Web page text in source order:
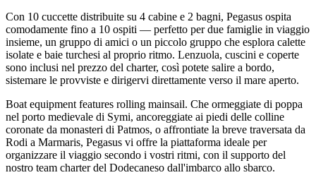
Con 10 cuccette distribuite su 4 cabine e 2 bagni, Pegasus ospita
comodamente fino a 10 ospiti — perfetto per due famiglie in viaggio
insieme, un gruppo di amici o un piccolo gruppo che esplora calette
isolate e baie turchesi al proprio ritmo. Lenzuola, cuscini e coperte
sono inclusi nel prezzo del charter, così potete salire a bordo,
sistemare le provviste e dirigervi direttamente verso il mare aperto.
Boat equipment features rolling mainsail. Che ormeggiate di poppa
nel porto medievale di Symi, ancoreggiate ai piedi delle colline
coronate da monasteri di Patmos, o affrontiate la breve traversata da
Rodi a Marmaris, Pegasus vi offre la piattaforma ideale per
organizzare il viaggio secondo i vostri ritmi, con il supporto del
nostro team charter del Dodecaneso dall'imbarco allo sbarco.